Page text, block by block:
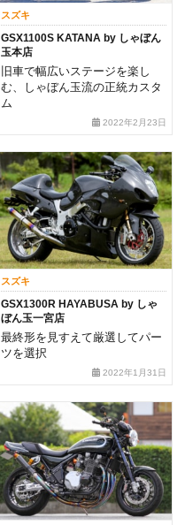
スズキ
GSX1100S KATANA by しゃぼん
玉本店
旧車で幅広いステージを楽し
む、しゃぼん玉流の正統カスタ
ム
2022年2月23日
スズキ
GSX1300R HAYABUSA by しゃ
ぼん玉一宮店
最終形を見すえて厳選してパー
ツを選択
2022年1月31日